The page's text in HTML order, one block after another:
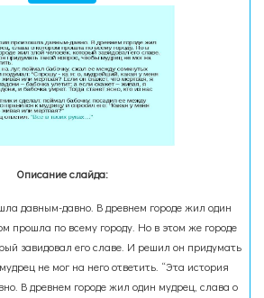
Описание слайда:
давным-давно. В древнем городе жил один
прошла по всему городу. Но в этом же городе
завидовал его славе. И решил он придумать
не мог на него ответить. “Эта история
В древнем городе жил один мудрец, слава о